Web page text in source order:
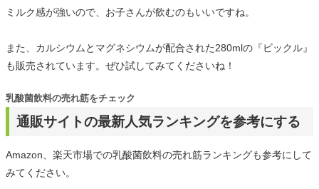
ミルク感が強いので、お子さんが飲むのもいいですね。
また、カルシウムとマグネシウムが配合された280mlの『ビックル』
も販売されています。ぜひ試してみてくださいね！
通販サイトの最新人気ランキングを参考にする
乳酸菌飲料の売れ筋をチェック
Amazon、楽天市場での乳酸菌飲料の売れ筋ランキングも参考にして
みてください。